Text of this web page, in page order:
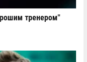
тренером"